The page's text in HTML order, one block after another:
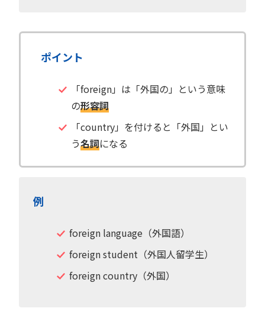
ポイント
「foreign」は「外国の」という意味
の形容詞
「country」を付けると「外国」とい
う名詞になる
例
foreign language（外国語）
foreign student（外国人留学生）
foreign country（外国）